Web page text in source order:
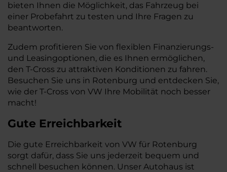
bieten Ihnen die Möglichkeit, das Fahrzeug bei
einer Probefahrt zu testen und Ihre Fragen zu
beantworten.
Zudem profitieren Sie von flexiblen Finanzierungs-
und Leasingoptionen, die es Ihnen ermöglichen,
den T-Cross zu attraktiven Konditionen zu fahren.
Besuchen Sie uns in Rotenburg und entdecken Sie,
wie der T-Cross von VW Ihre Mobilität noch besser
macht!
Gute Erreichbarkeit
Die gute Erreichbarkeit von VW für Rotenburg
sorgt dafür, dass Sie uns jederzeit bequem und
schnell besuchen können. Unser Autohaus ist